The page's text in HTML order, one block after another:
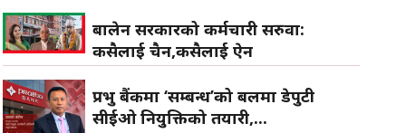
बालेन सरकारको कर्मचारी सरुवा:
कसैलाई चैन,कसैलाई ऐन
प्रभु बैंकमा ‘सम्बन्ध’को बलमा डेपुटी
सीईओ नियुक्तिको तयारी,...